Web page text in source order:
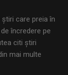
care preia în
încredere pe
citi ştiri
mai multe